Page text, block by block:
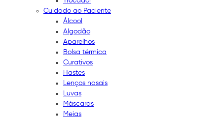
Cuidado ao Paciente
Álcool
Algodão
Aparelhos
Bolsa térmica
Curativos
Hastes
Lenços nasais
Luvas
Máscaras
Meias